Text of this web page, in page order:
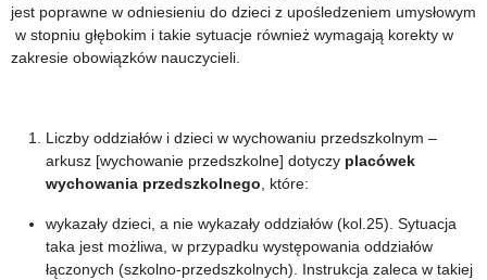
jest poprawne w odniesieniu do dzieci z upośledzeniem umysłowym
w stopniu głębokim i takie sytuacje również wymagają korekty w
zakresie obowiązków nauczycieli.
Liczby oddziałów i dzieci w wychowaniu przedszkolnym –
arkusz [wychowanie przedszkolne] dotyczy placówek
wychowania przedszkolnego, które:
wykazały dzieci, a nie wykazały oddziałów (kol.25). Sytuacja
taka jest możliwa, w przypadku występowania oddziałów
łączonych (szkolno-przedszkolnych). Instrukcja zaleca w takiej